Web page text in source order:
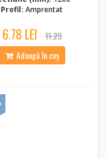
Profil: Amprentat
6.78 LEI 11.29
Adaugă în coș